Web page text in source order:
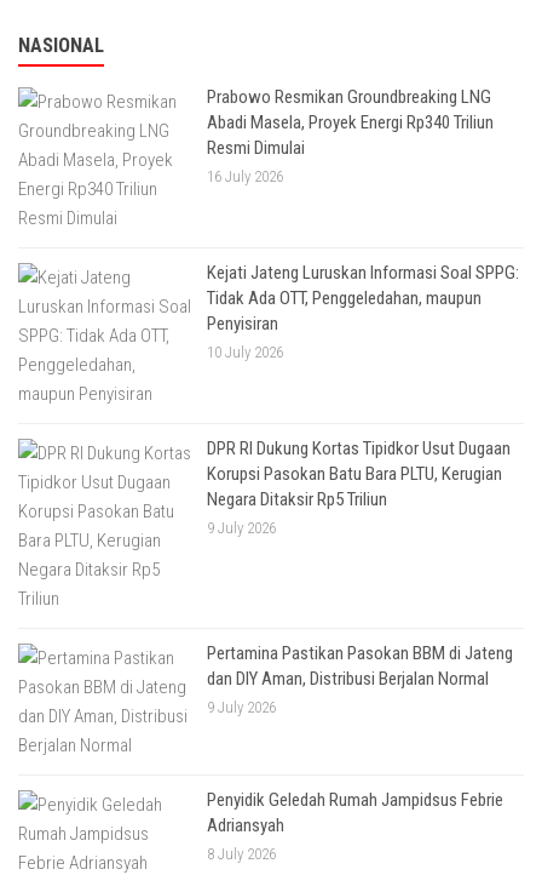
NASIONAL
Prabowo Resmikan Groundbreaking LNG
Abadi Masela, Proyek Energi Rp340 Triliun
Resmi Dimulai
16 July 2026
Kejati Jateng Luruskan Informasi Soal SPPG:
Tidak Ada OTT, Penggeledahan, maupun
Penyisiran
10 July 2026
DPR RI Dukung Kortas Tipidkor Usut Dugaan
Korupsi Pasokan Batu Bara PLTU, Kerugian
Negara Ditaksir Rp5 Triliun
9 July 2026
Pertamina Pastikan Pasokan BBM di Jateng
dan DIY Aman, Distribusi Berjalan Normal
9 July 2026
Penyidik Geledah Rumah Jampidsus Febrie
Adriansyah
8 July 2026